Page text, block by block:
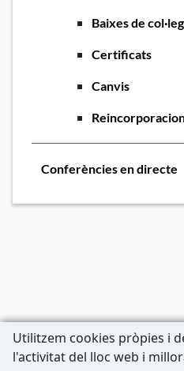
Baixes de
Certificats
Canvis
Conferències en directe
Utilitzem cookies pròpies i
l'activitat del lloc web i